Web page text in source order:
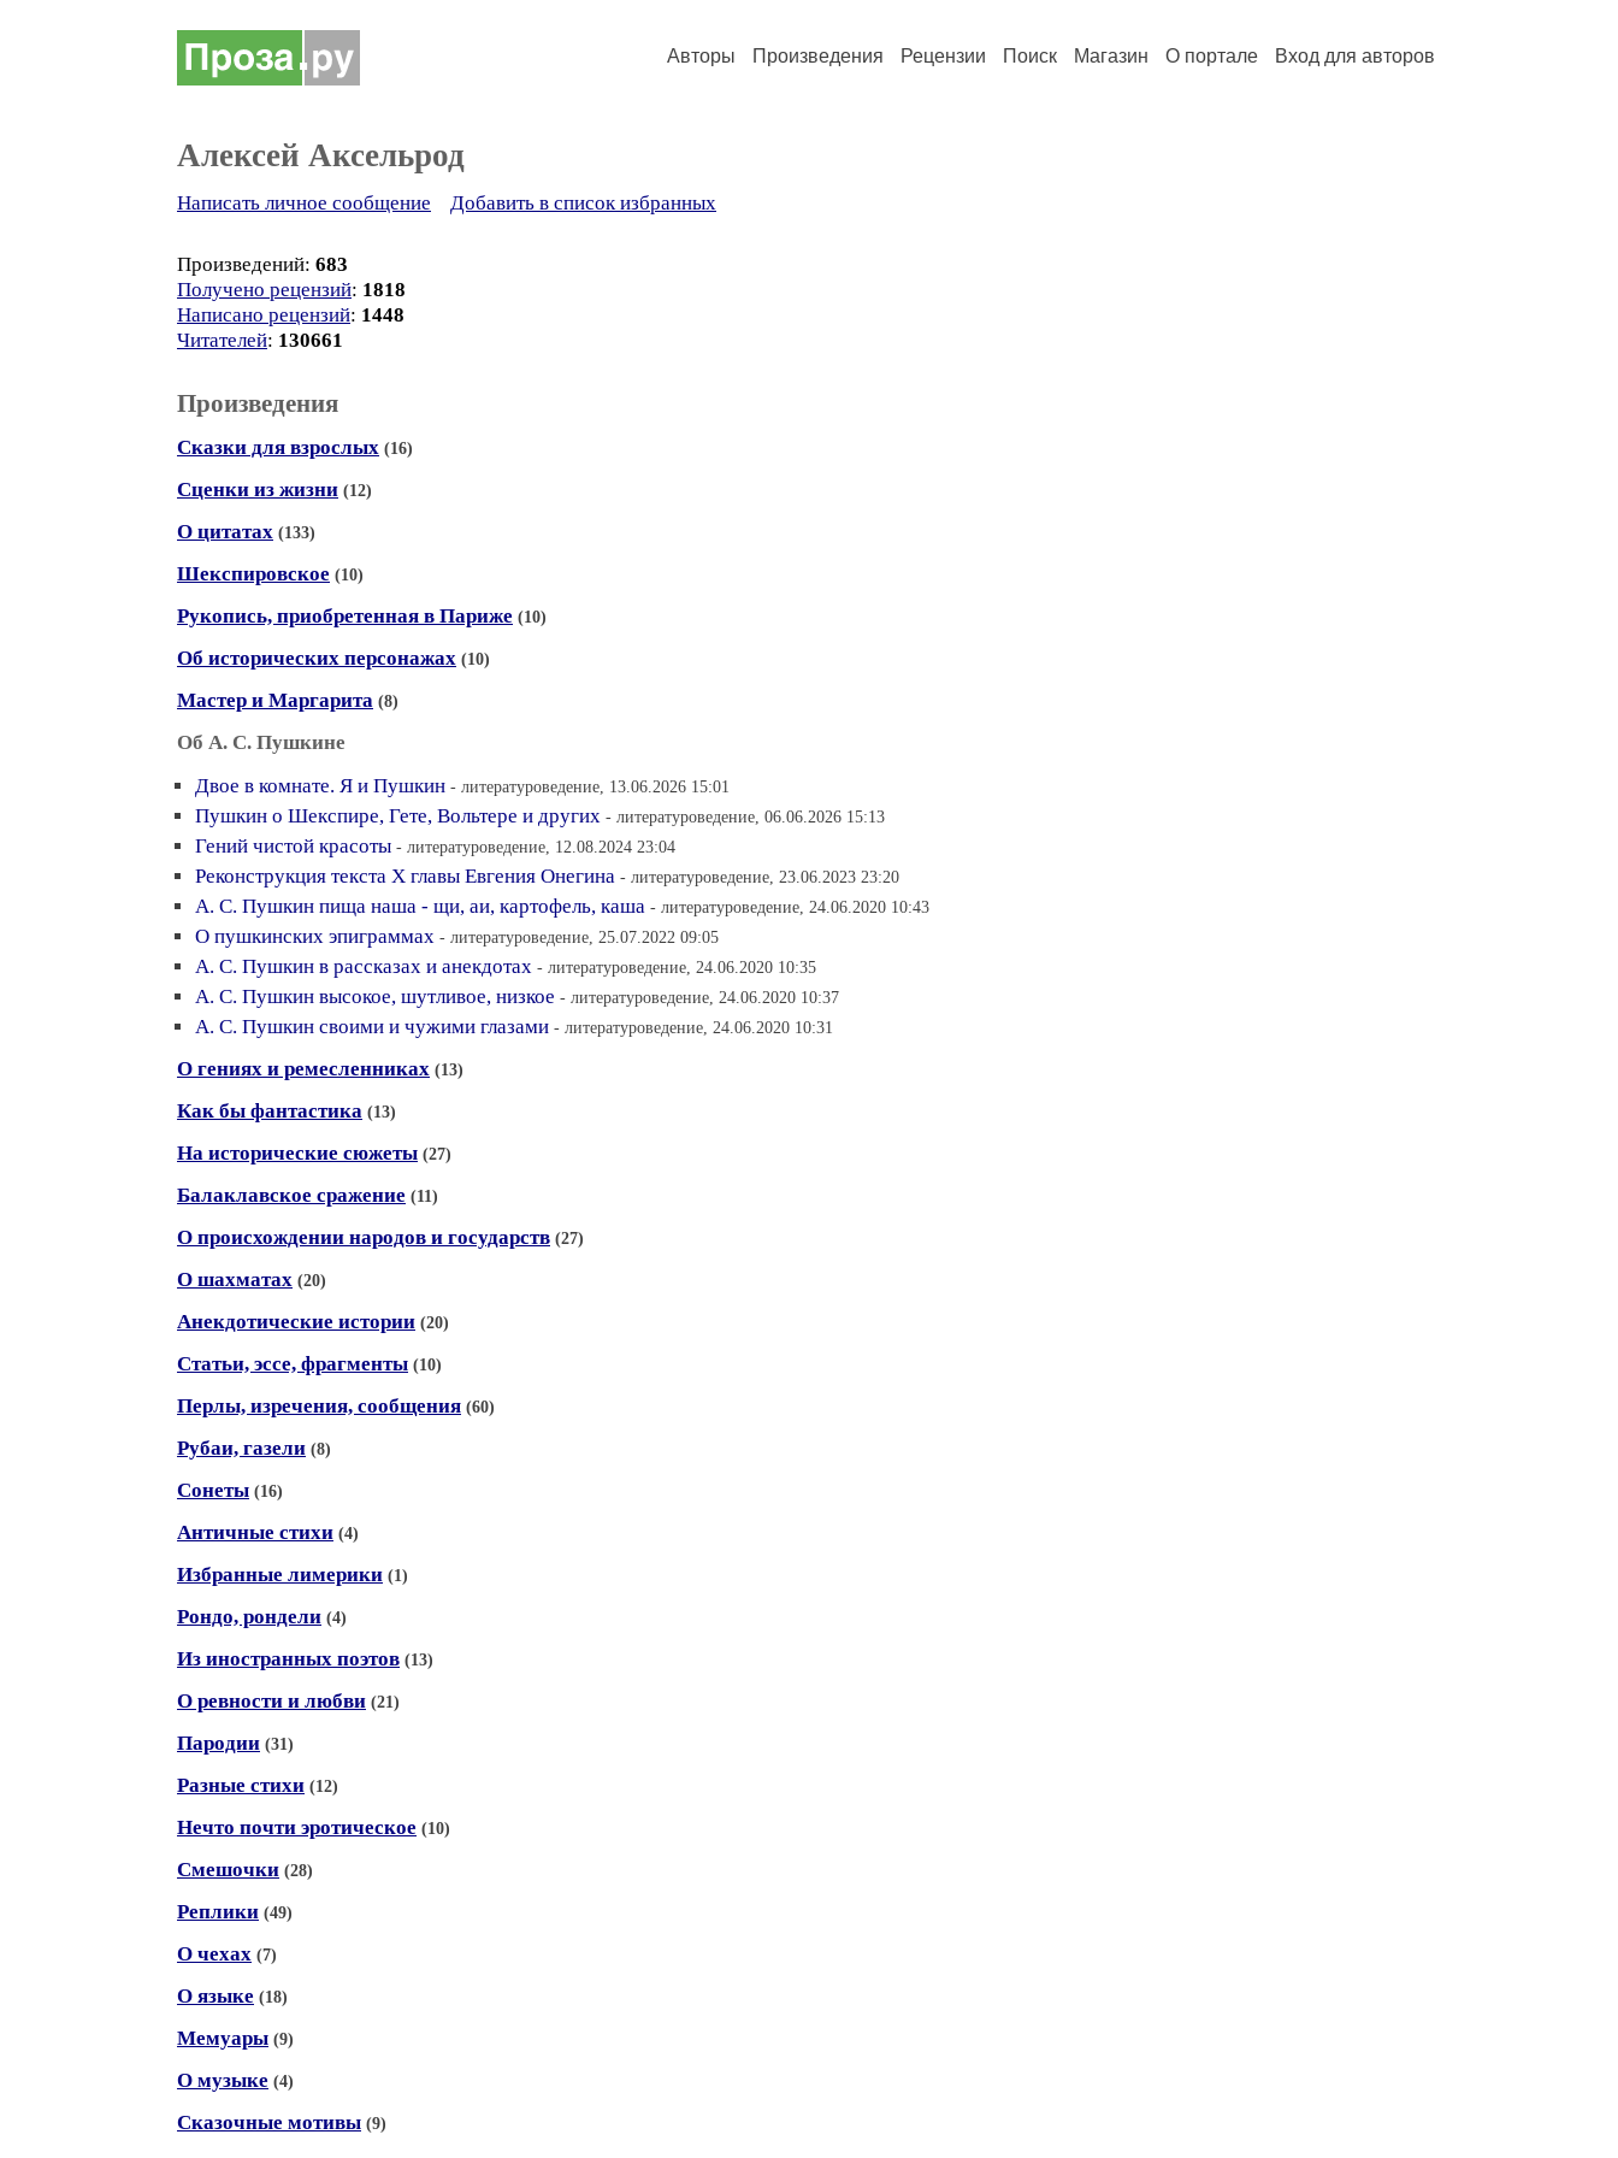
Авторы Произведения Рецензии Поиск Магазин О портале Вход для авторов
Алексей Аксельрод
Написать личное сообщение Добавить в список избранных
Произведений: 683
Получено рецензий: 1818
Написано рецензий: 1448
Читателей: 130661
Произведения
Сказки для взрослых (16)
Сценки из жизни (12)
О цитатах (133)
Шекспировское (10)
Рукопись, приобретенная в Париже (10)
Об исторических персонажах (10)
Мастер и Маргарита (8)
Об А. С. Пушкине
Двое в комнате. Я и Пушкин - литературоведение, 13.06.2026 15:01
Пушкин о Шекспире, Гете, Вольтере и других - литературоведение, 06.06.2026 15:13
Гений чистой красоты - литературоведение, 12.08.2024 23:04
Реконструкция текста X главы Евгения Онегина - литературоведение, 23.06.2023 23:20
А. С. Пушкин пища наша - щи, аи, картофель, каша - литературоведение, 24.06.2020 10:43
О пушкинских эпиграммах - литературоведение, 25.07.2022 09:05
А. С. Пушкин в рассказах и анекдотах - литературоведение, 24.06.2020 10:35
А. С. Пушкин высокое, шутливое, низкое - литературоведение, 24.06.2020 10:37
А. С. Пушкин своими и чужими глазами - литературоведение, 24.06.2020 10:31
О гениях и ремесленниках (13)
Как бы фантастика (13)
На исторические сюжеты (27)
Балаклавское сражение (11)
О происхождении народов и государств (27)
О шахматах (20)
Анекдотические истории (20)
Статьи, эссе, фрагменты (10)
Перлы, изречения, сообщения (60)
Рубаи, газели (8)
Сонеты (16)
Античные стихи (4)
Избранные лимерики (1)
Рондо, рондели (4)
Из иностранных поэтов (13)
О ревности и любви (21)
Пародии (31)
Разные стихи (12)
Нечто почти эротическое (10)
Смешочки (28)
Реплики (49)
О чехах (7)
О языке (18)
Мемуары (9)
О музыке (4)
Сказочные мотивы (9)